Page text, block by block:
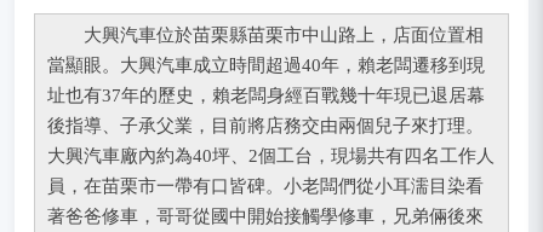
大興汽車位於苗栗縣苗栗市中山路上，店面位置相
當顯眼。大興汽車成立時間超過40年，賴老闆遷移到現
址也有37年的歷史，賴老闆身經百戰幾十年現已退居幕
後指導、子承父業，目前將店務交由兩個兒子來打理。
大興汽車廠內約為40坪、2個工台，現場共有四名工作人
員，在苗栗市一帶有口皆碑。小老闆們從小耳濡目染看
著爸爸修車，哥哥從國中開始接觸學修車，兄弟倆後來